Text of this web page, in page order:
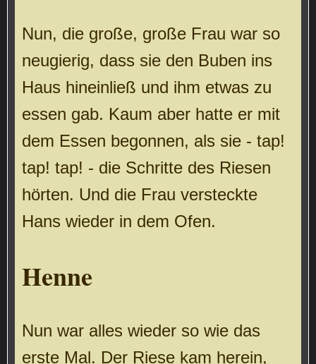
Nun, die große, große Frau war so
neugierig, dass sie den Buben ins
Haus hineinließ und ihm etwas zu
essen gab. Kaum aber hatte er mit
dem Essen begonnen, als sie - tap!
tap! tap! - die Schritte des Riesen
hörten. Und die Frau versteckte
Hans wieder in dem Ofen.
Henne
Nun war alles wieder so wie das
erste Mal. Der Riese kam herein,